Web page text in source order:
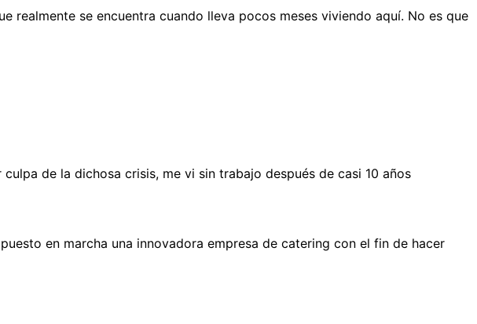
realmente se encuentra cuando lleva pocos meses viviendo aquí. No es que
de la dichosa crisis, me vi sin trabajo después de casi 10 años
en marcha una innovadora empresa de catering con el fin de hacer